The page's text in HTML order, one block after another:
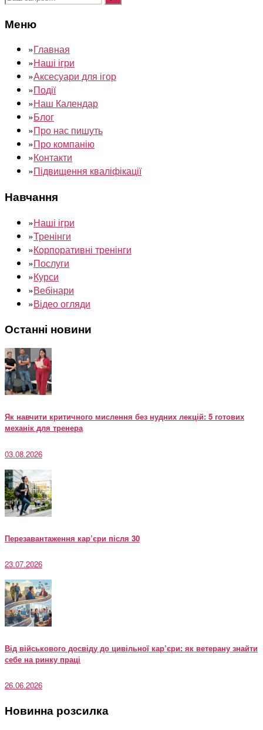
Меню
»Главная
»Наші ігри
»Аксесуари для ігор
»Події
»Наш Календар
»Блог
»Про нас пишуть
»Про компанію
»Контакти
»Підвищення кваліфікації
Навчання
»Наші ігри
»Тренінги
»Корпоративні тренінги
»Послуги
»Курси
»Вебінари
»Відео огляди
Останні новини
Як навчити критичного мислення без нудних лекцій: 5 готових
механік для тренера
03.08.2026
Перезавантаження кар’єри після 30
23.07.2026
Від військового досвіду до цивільної кар’єри: як ветерану знайти
себе на ринку праці
26.06.2026
Новинна розсилка